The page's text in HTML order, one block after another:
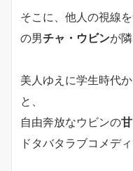
そこに、他人の視線
の男チャ・ウビンが
美人ゆえに学生時代
と、
自由奔放なウビンの
ドタバタラブコメディ